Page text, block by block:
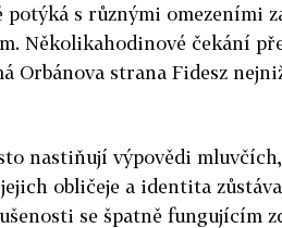
potýká s různými omezeními
Několikahodinové čekání
Orbánova strana Fidesz
nastiňují výpovědi
obličeje a identita
se špatně fungujícím